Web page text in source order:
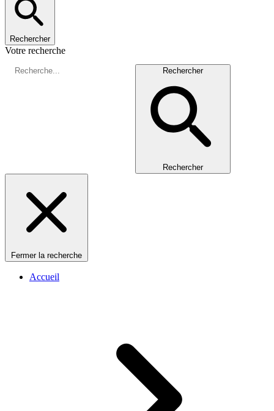
Rechercher
Votre recherche
Rechercher
Rechercher
Fermer la recherche
Accueil